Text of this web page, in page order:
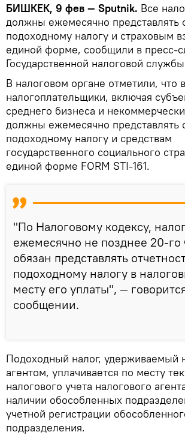
БИШКЕК, 9 фев — Sputnik. Все
должны ежемесячно представлять
подоходному налогу и страховым
единой форме, сообщили в пресс-
Государственной налоговой
В налоговом органе отметили, что
налогоплательщики, включая
среднего бизнеса и
должны ежемесячно представлять
подоходному налогу и средствам
государственного социального
единой форме FORM STI-161.
"По Налоговому кодексу,
ежемесячно не позднее 20-го
обязан представлять
подоходному налогу в
месту его уплаты", —
сообщении.
Подоходный налог, удерживаемый
агентом, уплачивается по месту
налогового учета налогового
наличии обособленных
учетной регистрации
подразделения.